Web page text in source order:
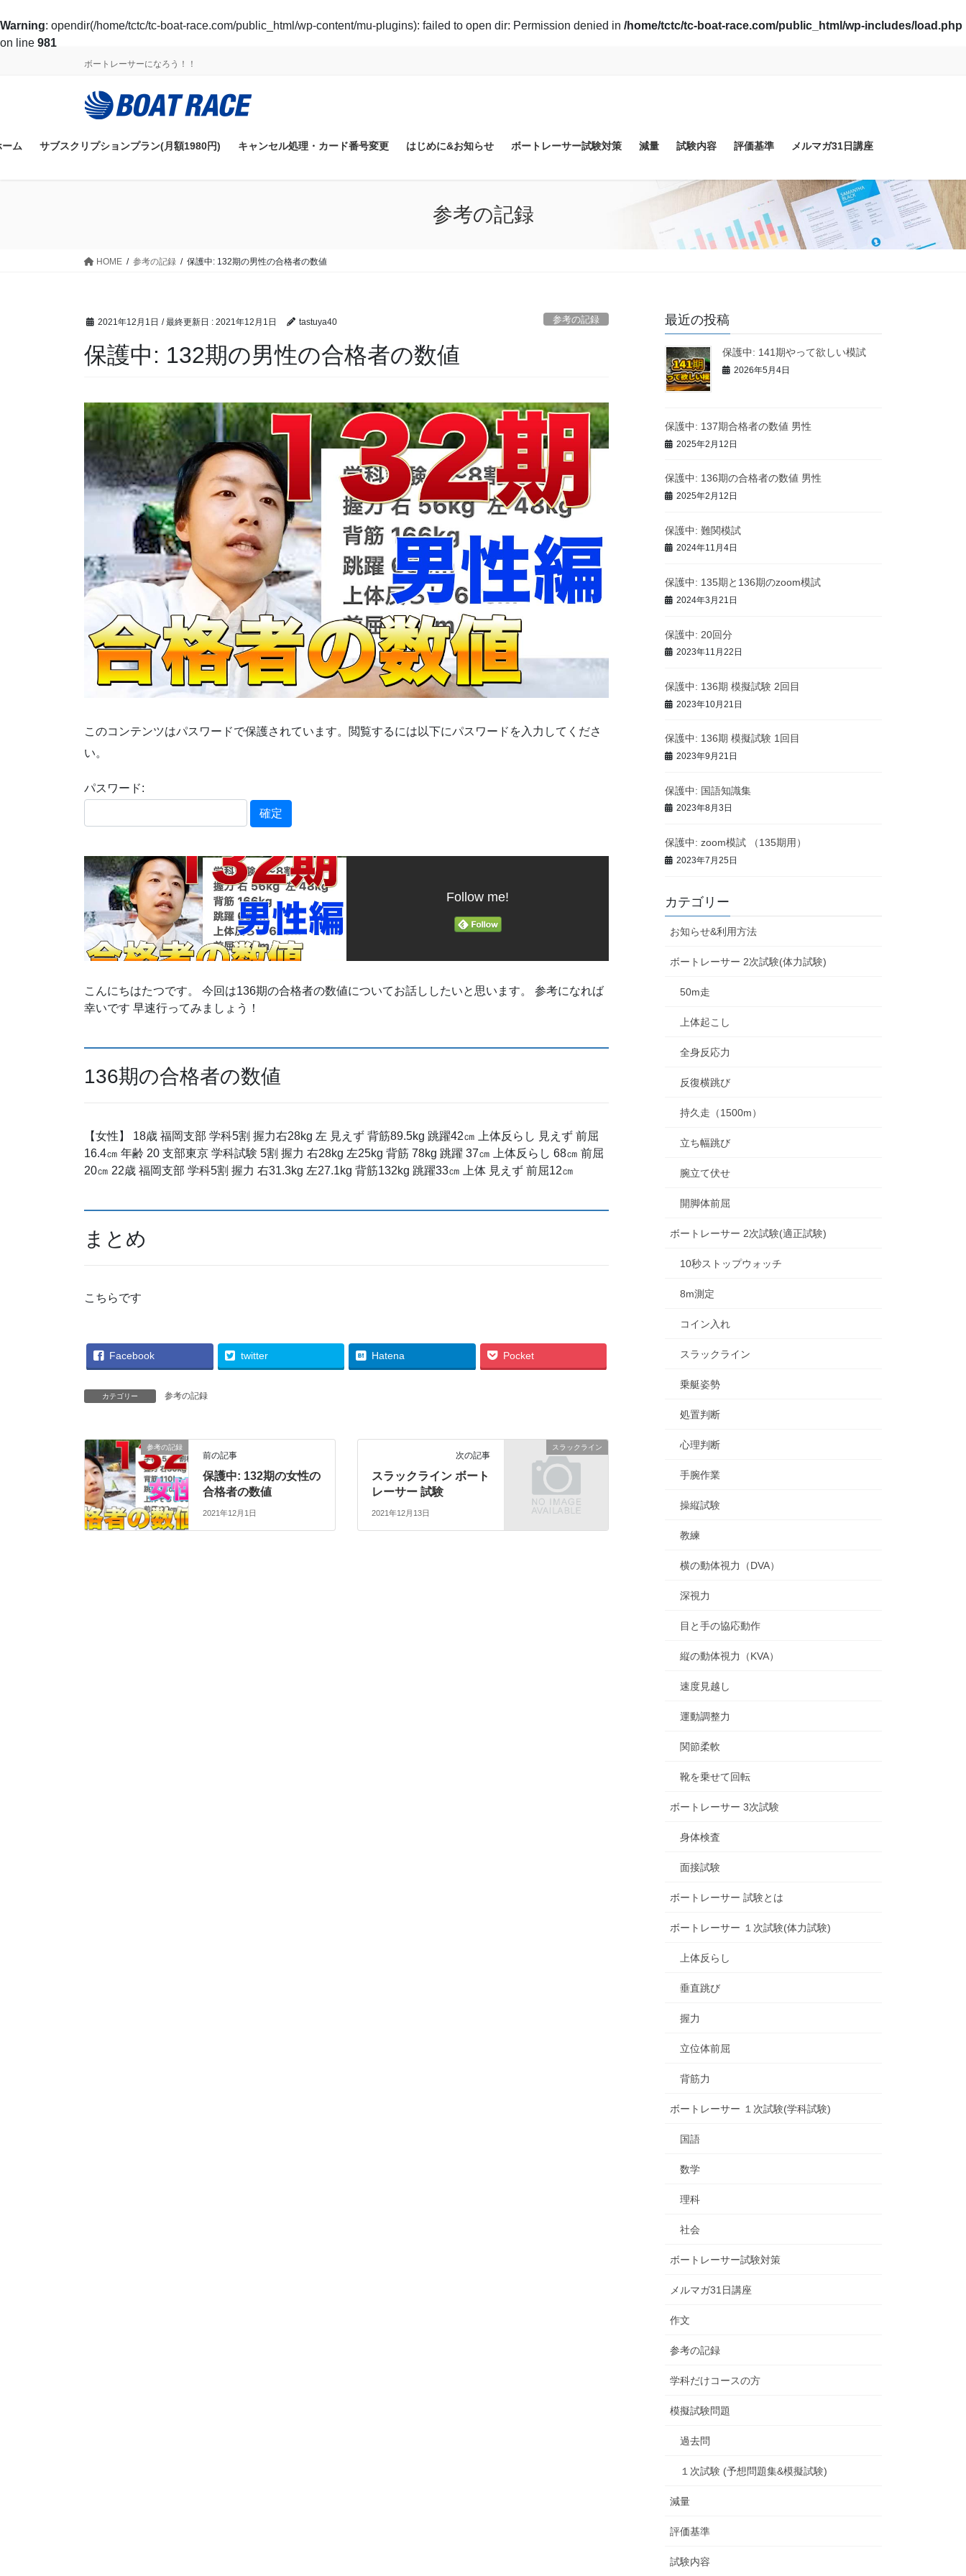
Warning: opendir(/home/tctc/tc-boat-race.com/public_html/wp-content/mu-plugins): failed to open dir: Permission denied in /home/tctc/tc-boat-race.com/public_html/wp-includes/load.php
on line 981
に
ョ
ボートレーサーになろう！！
ーム サブスクリプションプラン(月額1980円) キャンセル処理・カード番号変更 はじめに&お知らせ ボートレーサー試験対策 減量 試験内容 評価基準 メルマガ31日講座
参考の記録
HOME 参考の記録 保護中: 132期の男性の合格者の数値
2021年12月1日 / 最終更新日 : 2021年12月1日 tastuya40 参考の記録
保護中: 132期の男性の合格者の数値
このコンテンツはパスワードで保護されています。閲覧するには以下にパスワードを入力してくださ
い。
パスワード:
Follow me!
こんにちはたつです。 今回は136期の合格者の数値についてお話ししたいと思います。 参考になれば
幸いです 早速行ってみましょう！
136期の合格者の数値
【女性】 18歳 福岡支部 学科5割 握力右28kg 左 見えず 背筋89.5kg 跳躍42㎝ 上体反らし 見えず 前屈
16.4㎝ 年齢 20 支部東京 学科試験 5割 握力 右28kg 左25kg 背筋 78kg 跳躍 37㎝ 上体反らし 68㎝ 前屈
20㎝ 22歳 福岡支部 学科5割 握力 右31.3kg 左27.1kg 背筋132kg 跳躍33㎝ 上体 見えず 前屈12㎝
まとめ
こちらです
Facebook twitter Hatena Pocket
カテゴリー 参考の記録
参考の記録
前の記事
保護中: 132期の女性の
合格者の数値
2021年12月1日
スラックライン
次の記事
スラックライン ボート
レーサー 試験
2021年12月13日
最近の投稿
保護中: 141期やって欲しい模試
2026年5月4日
保護中: 137期合格者の数値 男性
2025年2月12日
保護中: 136期の合格者の数値 男性
2025年2月12日
保護中: 難関模試
2024年11月4日
保護中: 135期と136期のzoom模試
2024年3月21日
保護中: 20回分
2023年11月22日
保護中: 136期 模擬試験 2回目
2023年10月21日
保護中: 136期 模擬試験 1回目
2023年9月21日
保護中: 国語知識集
2023年8月3日
保護中: zoom模試 （135期用）
2023年7月25日
カテゴリー
お知らせ&利用方法
ボートレーサー 2次試験(体力試験)
50m走
上体起こし
全身反応力
反復横跳び
持久走（1500m）
立ち幅跳び
腕立て伏せ
開脚体前屈
ボートレーサー 2次試験(適正試験)
10秒ストップウォッチ
8m測定
コイン入れ
スラックライン
乗艇姿勢
処置判断
心理判断
手腕作業
操縦試験
教練
横の動体視力（DVA）
深視力
目と手の協応動作
縦の動体視力（KVA）
速度見越し
運動調整力
関節柔軟
靴を乗せて回転
ボートレーサー 3次試験
身体検査
面接試験
ボートレーサー 試験とは
ボートレーサー １次試験(体力試験)
上体反らし
垂直跳び
握力
立位体前屈
背筋力
ボートレーサー １次試験(学科試験)
国語
数学
理科
社会
ボートレーサー試験対策
メルマガ31日講座
作文
参考の記録
学科だけコースの方
模擬試験問題
過去問
１次試験 (予想問題集&模擬試験)
減量
評価基準
試験内容